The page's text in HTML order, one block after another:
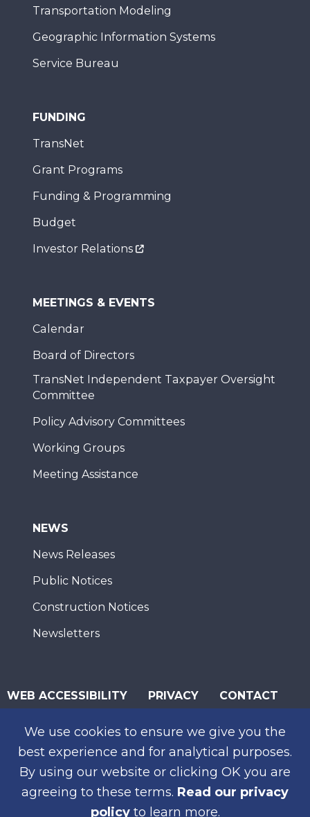
We use cookies to ensure we give you the
best experience and for analytical purposes.
By using our website or clicking OK you are
agreeing to these terms. Read our privacy
policyto learn more.
Transportation Modeling
Geographic Information Systems
Service Bureau
FUNDING
TransNet
Grant Programs
Funding & Programming
Budget
Investor Relations
MEETINGS & EVENTS
Calendar
Board of Directors
TransNet Independent Taxpayer Oversight
Committee
Policy Advisory Committees
Working Groups
Meeting Assistance
NEWS
News Releases
Public Notices
Construction Notices
Newsletters
WEB ACCESSIBILITY PRIVACY CONTACT
SUBSCRIBE